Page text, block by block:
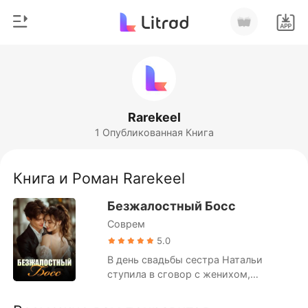
Скачать приложение
Оборотни
Рассказы
Миллиард
Рейтинг
Rarekeel
1 Опубликованная Книга
Книга и Роман Rarekeel
Безжалостный Босс
Соврем
5.0
В день свадьбы сестра Натальи
ступила в сговор с женихом,